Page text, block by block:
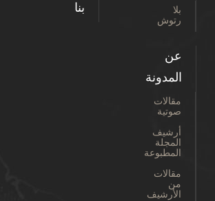
بلا
رتوش
عن
المدونة
مقالات
صوتية
أرشيف
المجلة
المطبوعة
مقالات
من
الأرشيف
بنا